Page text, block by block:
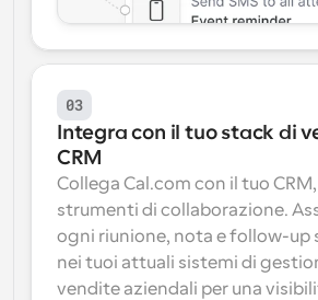
03
Integra con il tuo stack di
CRM
Collega Cal.com con il tuo
strumenti di collaborazione.
ogni riunione, nota e follow-up
nei tuoi attuali sistemi di
vendite aziendali per una